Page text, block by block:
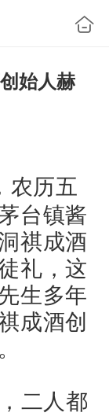
始人赫
农历五
台镇酱
祺成酒
礼，这
生多年
成酒创
二人都